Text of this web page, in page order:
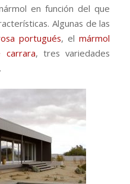
en función del que
Algunas de las
portugués, elmármol
carrara, tres variedades